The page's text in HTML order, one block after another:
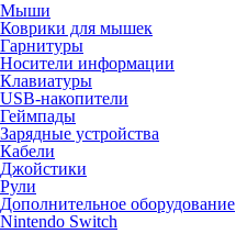
Мыши
Коврики для мышек
Гарнитуры
Носители информации
Клавиатуры
USB-накопители
Геймпады
Зарядные устройства
Кабели
Джойстики
Рули
Дополнительное оборудование
Nintendo Switch